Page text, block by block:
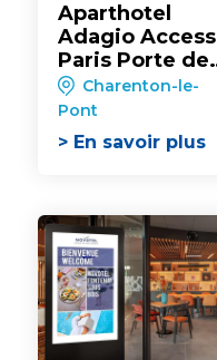
Aparthotel
Adagio Access
Paris Porte de
Charenton**
Charenton-le-
Pont
> En savoir plus